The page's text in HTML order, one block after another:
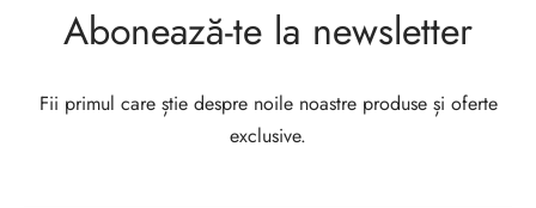
Abonează-te la newsletter
Fii primul care știe despre noile noastre produse și oferte
exclusive.